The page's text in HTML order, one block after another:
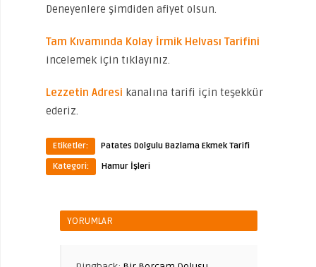
Deneyenlere şimdiden afiyet olsun.
Tam Kıvamında Kolay İrmik Helvası Tarifini
incelemek için tıklayınız.
Lezzetin Adresi kanalına tarifi için teşekkür
ederiz.
Etiketler:
Patates Dolgulu Bazlama Ekmek Tarifi
Kategori:
Hamur İşleri
YORUMLAR